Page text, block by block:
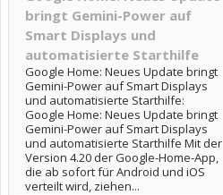
bringt Gemini-Power auf
Smart Displays und
automatisierte Starthilfe
Google Home: Neues Update bringt
Gemini-Power auf Smart Displays
und automatisierte Starthilfe:
Google Home: Neues Update bringt
Gemini-Power auf Smart Displays
und automatisierte Starthilfe Mit der
Version 4.20 der Google-Home-App,
die ab sofort für Android und iOS
verteilt wird, ziehen...